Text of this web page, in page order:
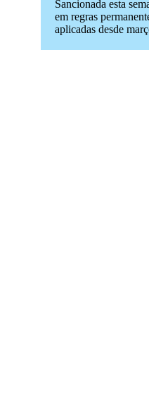
Sancionada esta
em regras
aplicadas desde